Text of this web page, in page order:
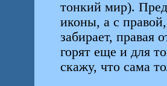
тонкий мир).
иконы, а с
забирает, правая
горят еще и для
скажу, что сама